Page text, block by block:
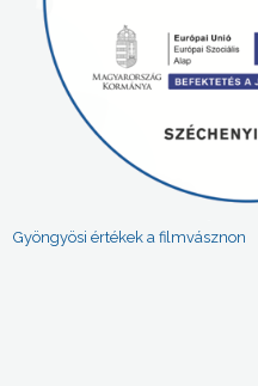
Gyöngyösi értékek a filmvásznon